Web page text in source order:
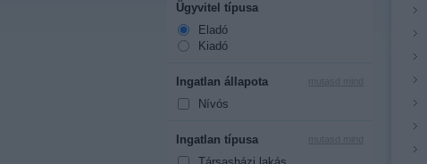
Ügyvitel típusa
Eladó
Kiadó
Ingatlan állapota
Nívós
Ingatlan típusa